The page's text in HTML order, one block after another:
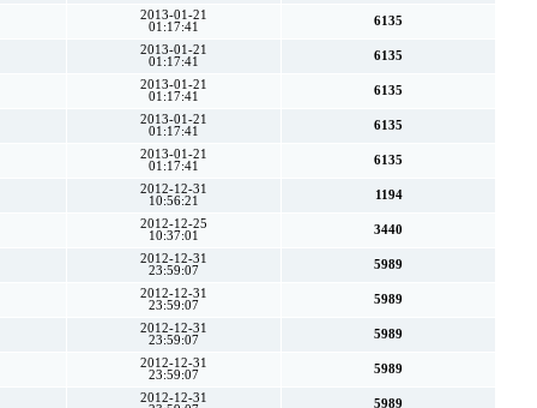
2013-01-21
01:17:41
6135
2013-01-21
01:17:41
6135
2013-01-21
01:17:41
6135
2013-01-21
01:17:41
6135
2013-01-21
01:17:41
6135
2012-12-31
10:56:21
1194
2012-12-25
10:37:01
3440
2012-12-31
23:59:07
5989
2012-12-31
23:59:07
5989
2012-12-31
23:59:07
5989
2012-12-31
23:59:07
5989
2012-12-31
5989